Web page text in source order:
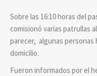
Sobre las 16:10 horas del
comisionó varias patrullas
parecer, algunas personas
domicilio.
Fueron informados por el